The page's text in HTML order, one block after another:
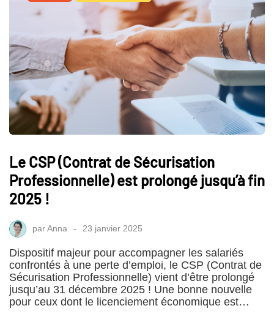
Le CSP (Contrat de Sécurisation
Professionnelle) est prolongé jusqu’à fin
2025 !
parAnna 23 janvier 2025
Dispositif majeur pour accompagner les salariés
confrontés à une perte d’emploi, le CSP (Contrat de
Sécurisation Professionnelle) vient d’être prolongé
jusqu’au 31 décembre 2025 ! Une bonne nouvelle
pour ceux dont le licenciement économique est…